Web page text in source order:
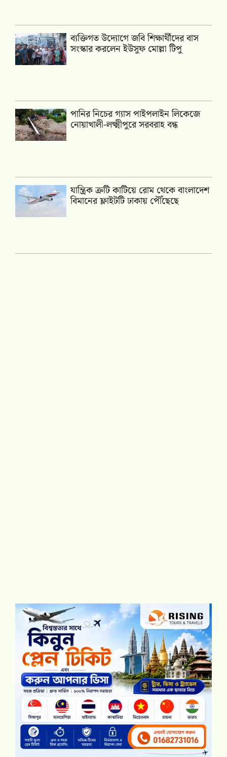
ব্যক্তিগত উদ্যোগে জবি শিক্ষার্থীদের বাস
সংস্কার করলেন ইউসুফ মোল্লা টিপু
পানির নিচের গ্যাস পাইপলাইন লিকেজে
নোয়াখালী-লক্ষ্মীপুরে সরবরাহ বন্ধ
যান্ত্রিক ত্রুটি কাটিয়ে রোম থেকে বাংলাদেশ
বিমানের ফ্লাইটটি ঢাকায় পৌঁছেছে